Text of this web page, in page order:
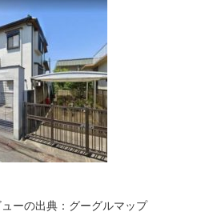
ーの出典：グーグルマップ